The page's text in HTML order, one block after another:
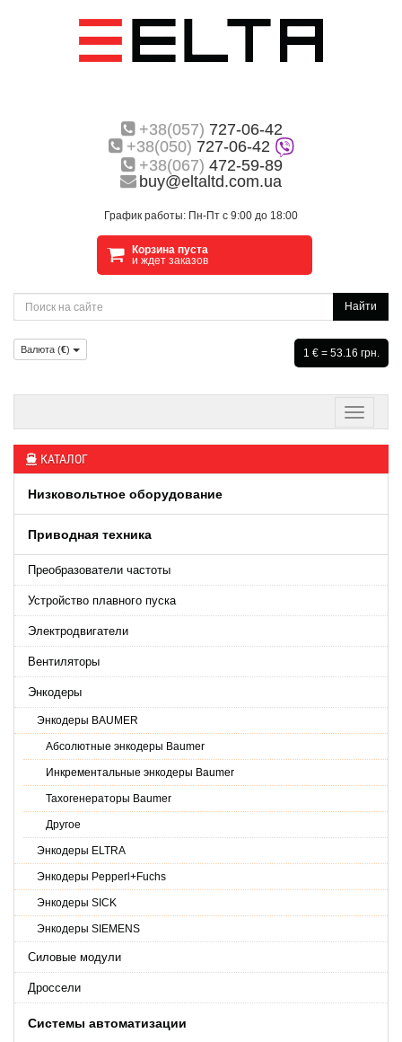
+38(057) 727-06-42
+38(050) 727-06-42
+38(067) 472-59-89
buy@eltaltd.com.ua
График работы: Пн-Пт с 9:00 до 18:00
Корзина пуста
и ждет заказов
Найти
Валюта (€) 1 € = 53.16 грн.
КАТАЛОГ
Низковольтное оборудование
Приводная техника
Преобразователи частоты
Устройство плавного пуска
Электродвигатели
Вентиляторы
Энкодеры
Энкодеры BAUMER
Абсолютные энкодеры Baumer
Инкрементальные энкодеры Baumer
Тахогенераторы Baumer
Другое
Энкодеры ELTRA
Энкодеры Pepperl+Fuchs
Энкодеры SICK
Энкодеры SIEMENS
Силовые модули
Дроссели
Системы автоматизации